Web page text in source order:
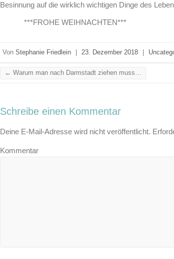
Besinnung auf die wirklich wichtigen Dinge des
***FROHE WEIHNACHTEN***
Von Stephanie Friedlein 23. Dezember 2018
← Warum man nach Darmstadt ziehen muss…
Schreibe einen Kommentar
Deine E-Mail-Adresse wird nicht veröffentlicht.
Kommentar